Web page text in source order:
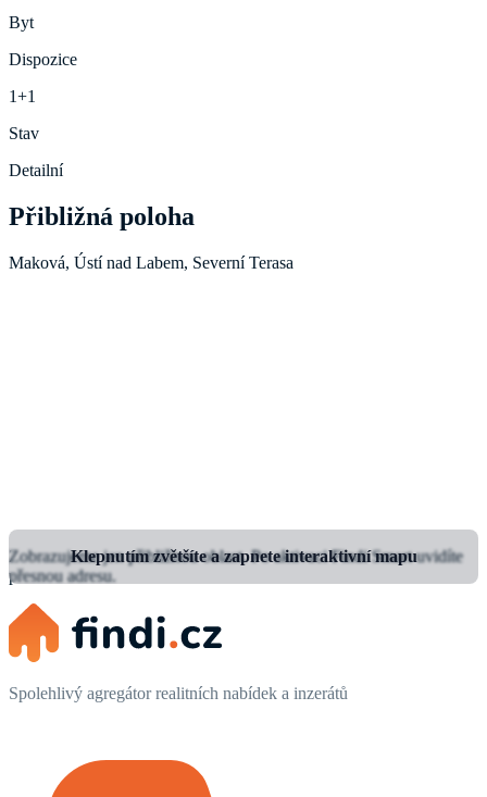
Byt
Dispozice
1+1
Stav
Detailní
Přibližná poloha
Maková, Ústí nad Labem, Severní Terasa
Klepnutím zvětšíte a zapnete interaktivní mapu
Zobrazujeme jen přibližnou oblast.Po aktivaci Findi Smart uvidíte
přesnou adresu.
Spolehlivý agregátor realitních nabídek a inzerátů